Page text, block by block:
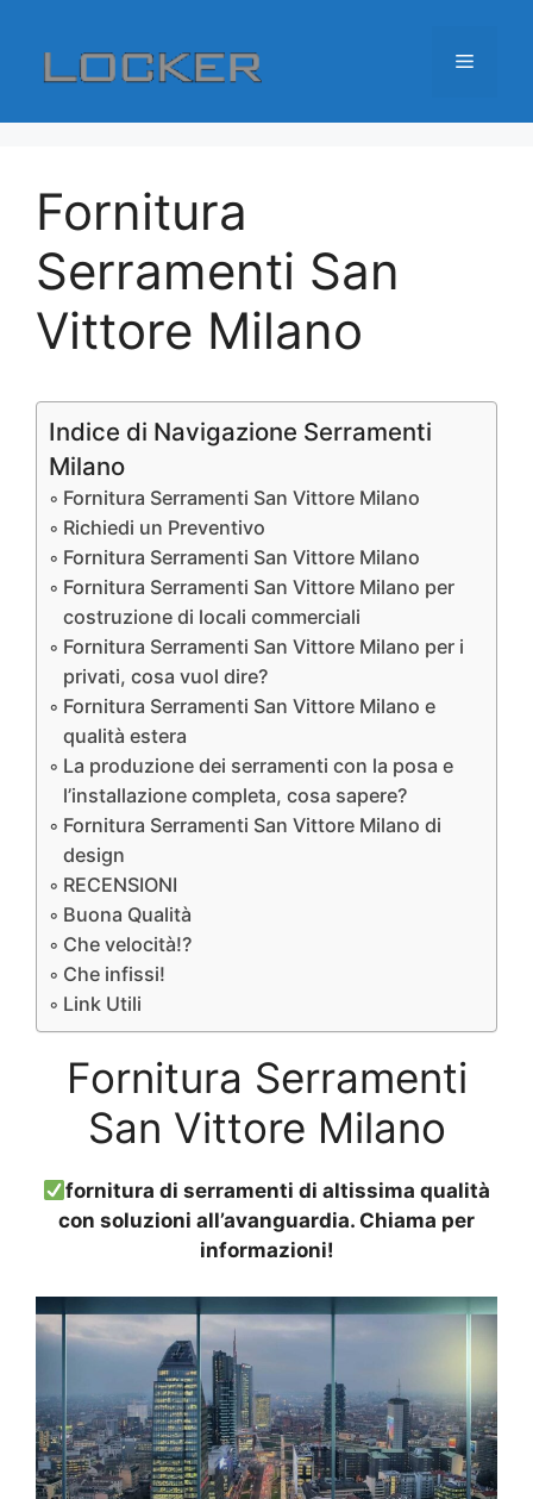
contenuto
Menu
Fornitura
Serramenti San
Vittore Milano
Indice di Navigazione Serramenti
Milano
Fornitura Serramenti San Vittore Milano
Richiedi un Preventivo
Fornitura Serramenti San Vittore Milano
Fornitura Serramenti San Vittore Milano per
costruzione di locali commerciali
Fornitura Serramenti San Vittore Milano per i
privati, cosa vuol dire?
Fornitura Serramenti San Vittore Milano e
qualità estera
La produzione dei serramenti con la posa e
l’installazione completa, cosa sapere?
Fornitura Serramenti San Vittore Milano di
design
RECENSIONI
Buona Qualità
Che velocità!?
Che infissi!
Link Utili
Fornitura Serramenti
San Vittore Milano
fornitura di serramenti di altissima qualità
con soluzioni all’avanguardia. Chiama per
informazioni!